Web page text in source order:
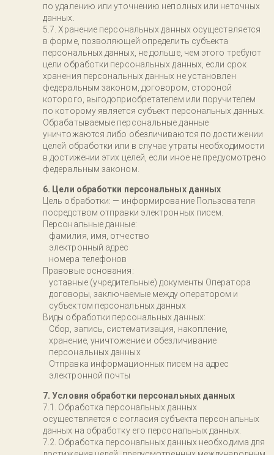
по удалению или уточнению неполных или неточных
данных.
Хранение персональных данных осуществляется
в форме, позволяющей определить субъекта
персональных данных, не дольше, чем этого требуют
цели обработки персональных данных, если срок
хранения персональных данных не установлен
федеральным законом, договором, стороной
которого, выгодоприобретателем или поручителем
по которому является субъект персональных данных.
Обрабатываемые персональные данные
уничтожаются либо обезличиваются по достижении
целей обработки или в случае утраты необходимости
в достижении этих целей, если иное не предусмотрено
федеральным законом.
6. Цели обработки персональных данных
Цель обработки: — информирование Пользователя
посредством отправки электронных писем.
Персональные данные:
фамилия, имя, отчество
электронный адрес
номера телефонов
Правовые основания:
уставные (учредительные) документы Оператора
договоры, заключаемые между оператором и
субъектом персональных данных
Виды обработки персональных данных:
Сбор, запись, систематизация, накопление,
хранение, уничтожение и обезличивание
персональных данных
Отправка информационных писем на адрес
электронной почты
7. Условия обработки персональных данных
Обработка персональных данных
осуществляется с согласия субъекта персональных
данных на обработку его персональных данных.
Обработка персональных данных необходима для